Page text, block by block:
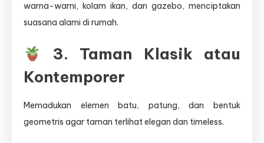
warna-warni, kolam ikan, dan gazebo, menciptakan
suasana alami di rumah.
3. Taman Klasik atau
Kontemporer
Memadukan elemen batu, patung, dan bentuk
geometris agar taman terlihat elegan dan timeless.